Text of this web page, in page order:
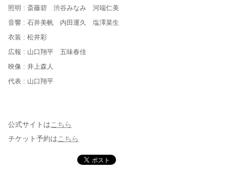
照明 : 斎藤碧 渋谷みなみ 河端仁美
音響 : 石井美帆 内田運久 塩澤菜生
衣装 : 松井彩
広報 : 山口翔平 五味春佳
映像 : 井上森人
代表 : 山口翔平
公式サイトは こちら
チケット予約は こちら